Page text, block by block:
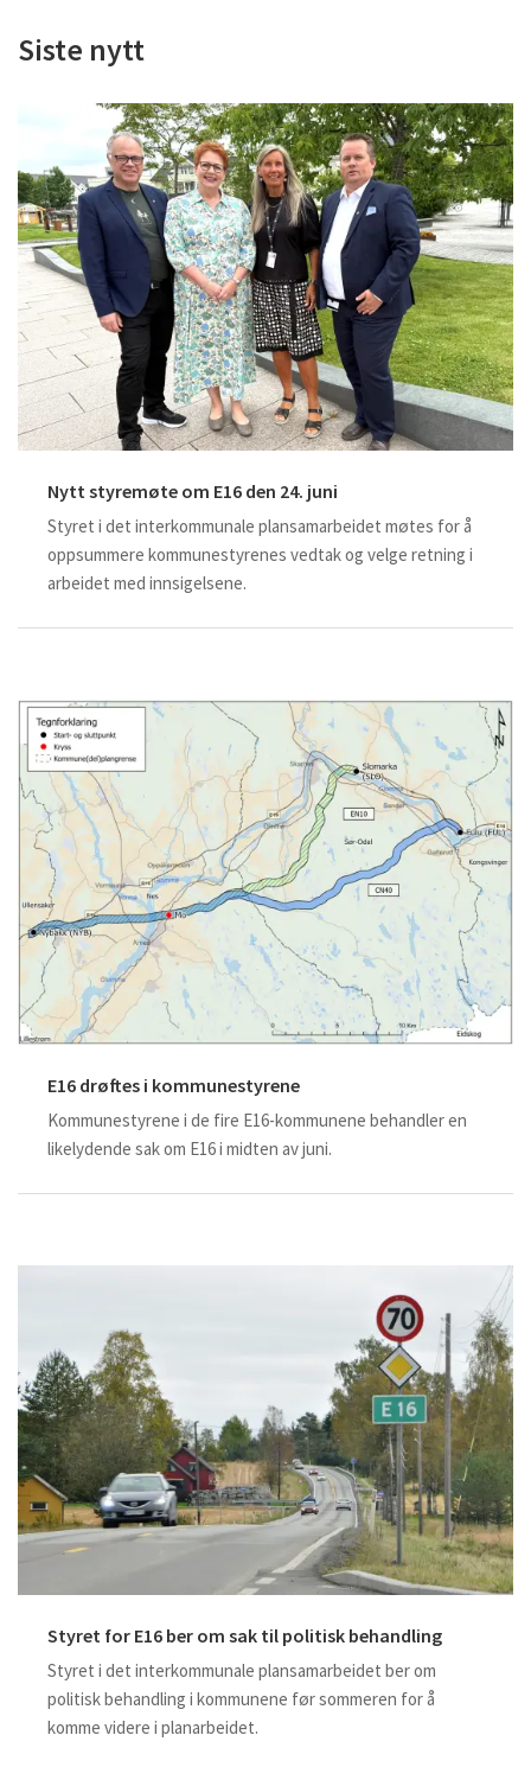
Siste nytt
Nytt styremøte om E16 den 24. juni
Styret i det interkommunale plansamarbeidet møtes for å
oppsummere kommunestyrenes vedtak og velge retning i
arbeidet med innsigelsene.
E16 drøftes i kommunestyrene
Kommunestyrene i de fire E16-kommunene behandler en
likelydende sak om E16 i midten av juni.
Styret for E16 ber om sak til politisk behandling
Styret i det interkommunale plansamarbeidet ber om
politisk behandling i kommunene før sommeren for å
komme videre i planarbeidet.